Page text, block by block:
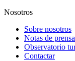
Nosotros
Sobre nosotros
Notas de prensa
Observatorio
Contactar